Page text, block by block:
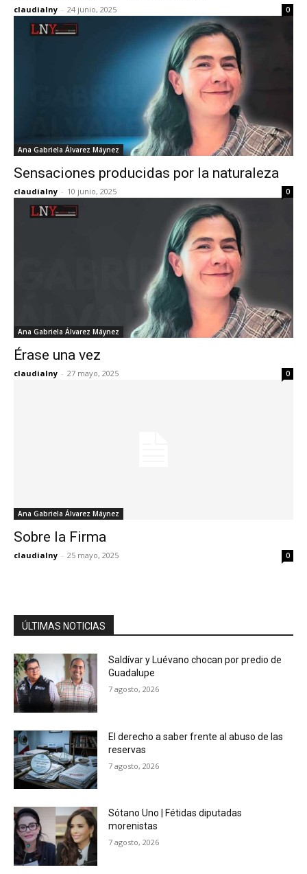
claudialny - 24 junio, 2025 0
Ana Gabriela Álvarez Máynez
Sensaciones producidas por la naturaleza
claudialny - 10 junio, 2025 0
Ana Gabriela Álvarez Máynez
Érase una vez
claudialny - 27 mayo, 2025 0
Ana Gabriela Álvarez Máynez
Sobre la Firma
claudialny - 25 mayo, 2025 0
ÚLTIMAS NOTICIAS
Saldívar y Luévano chocan por predio de
Guadalupe
7 agosto, 2026
El derecho a saber frente al abuso de las
reservas
7 agosto, 2026
Sótano Uno | Fétidas diputadas
morenistas
7 agosto, 2026